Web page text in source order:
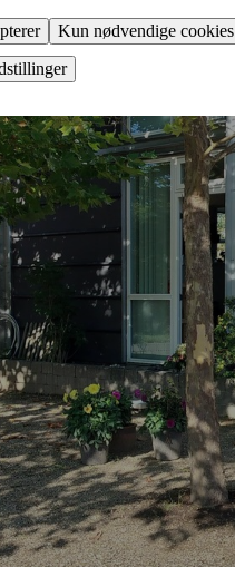
Kun nødvendige cookies